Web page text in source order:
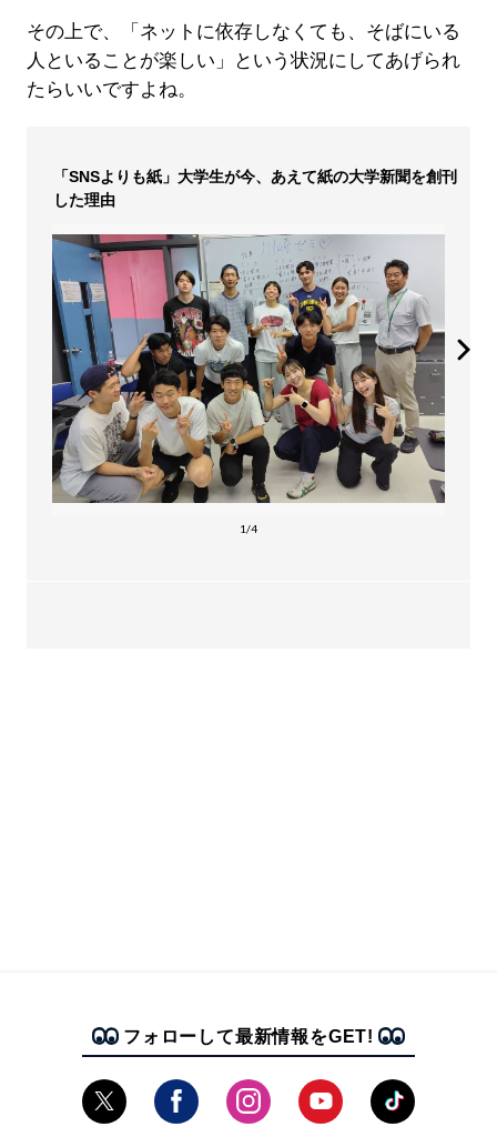
その上で、「ネットに依存しなくても、そばにいる
人といることが楽しい」という状況にしてあげられ
たらいいですよね。
「SNSよりも紙」大学生が今、あえて紙の大学新聞を創刊
した理由
1/4
フォローして最新情報をGET!